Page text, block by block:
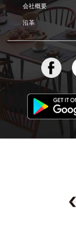
会社概要
沿革